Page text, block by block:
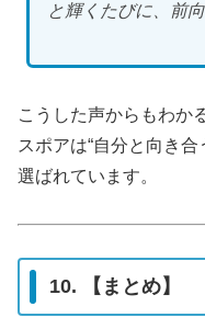
と輝くたびに、前
こうした声からもわか
スポアは“自分と向き
選ばれています。
10. 【まとめ】